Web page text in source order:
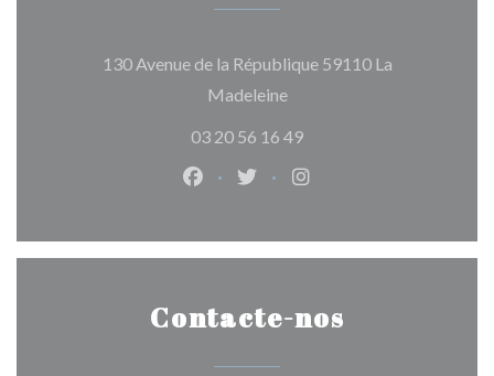
130 Avenue de la République 59110 La
Madeleine((abre numa nova janela))
03 20 56 16 49
Facebook ((abre numa nova janela))
Twitter ((abre numa nova
Instagram ((abre
Contacte-nos